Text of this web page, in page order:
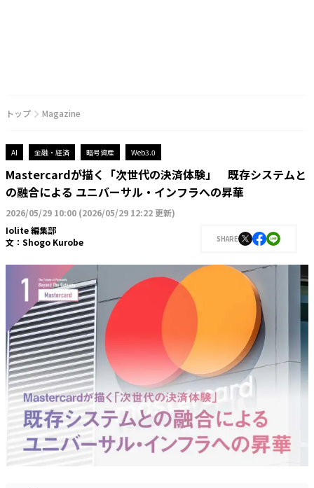
トップ Magazine
AI 金融・経済 暗号資産 Web3.0
Mastercardが描く「次世代の決済体験」 既存システムと
の融合による ユニバーサル・インフラへの昇華
2026/05/29 10:00 (2026/05/29 12:22 更新)
Iolite 編集部
文： Shogo Kurobe SHARE